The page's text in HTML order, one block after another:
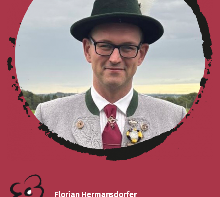
Florian Hermansdorfer